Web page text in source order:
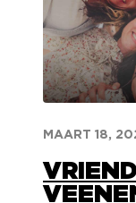
MAART 18,